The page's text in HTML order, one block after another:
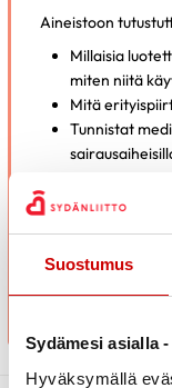
Suostumus
Sydämesi asialla
Hyväksymällä
Aineistoon
Millaisia
miten niitä
Mitä
Tunnistat
yhteyden